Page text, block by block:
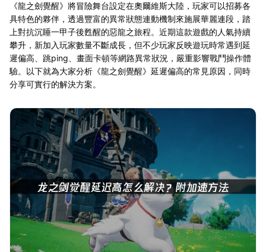
《龍之劍覺醒》將冒險舞台設定在奧爾維斯大陸，玩家可以招募各
具特色的夥伴，透過豐富的異常狀態連動機制來施展華麗連段，踏
上對抗沉睡一甲子後甦醒的惡龍之旅程。近期這款遊戲的人氣持續
攀升，新加入玩家數量不斷成長，但不少玩家反映遊玩時常遇到延
遲偏高、跳ping、畫面卡頓等網路異常狀況，嚴重影響戰鬥操作體
驗。以下就為大家分析《龍之劍覺醒》延遲偏高的常見原因，同時
分享可實行的解決方案。